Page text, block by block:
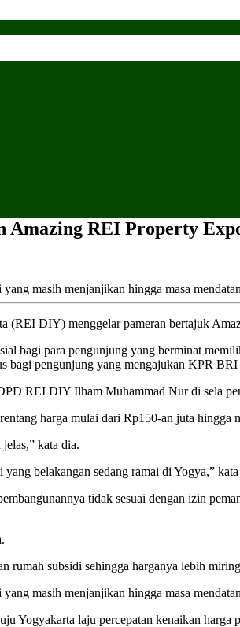
REI Property
masih menjanjikan hingga masa
(REI DIY) menggelar pameran bertajuk
bagi para pengunjung yang berminat
pengunjung yang mengajukan KPR BRI
REI DIY Ilham Muhammad Nur di sela
harga mulai dari Rp150-an juta hingga
kata dia.
belakangan sedang ramai di Yogya,”
tidak sesuai dengan izin
subsidi sehingga harganya lebih
masih menjanjikan hingga masa
Yogyakarta laju percepatan kenaikan